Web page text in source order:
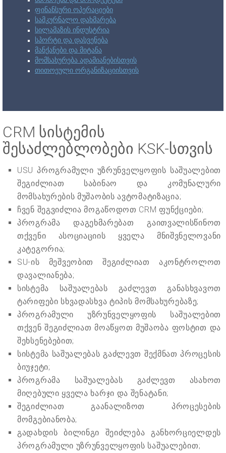
ფინანსური ოპერაციები
სამკურნალო დახმარება
სილამაზის ინდუსტრია
სპორტი და დასვენება
მანქანები და მიტანა
მომსახურება ადამიანებისთვის
თითოეული ორგანიზაციისთვის
CRM სისტემის
შესაძლებლობები KSK-სთვის
USU პროგრამული უზრუნველყოფის საშუალებით
შეგიძლიათ საბინაო და კომუნალური
მომსახურების მუშაობის ავტომატიზაცია;
ჩვენ შეგვიძლია მოგაწოდოთ CRM ფუნქციები;
პროგრამა დაგეხმარებათ გაითვალისწინოთ
თქვენი ასოციაციის ყველა მნიშვნელოვანი
კატეგორია;
SU-ის მეშვეობით შეგიძლიათ აკონტროლოთ
დავალიანება;
სისტემა საშუალებას გაძლევთ განასხვავოთ
ტარიფები სხვადასხვა ტიპის მომსახურებაზე;
პროგრამული უზრუნველყოფის საშუალებით
თქვენ შეგიძლიათ მოაწყოთ მუშაობა ფოსტით და
შეხსენებებით;
სისტემა საშუალებას გაძლევთ შექმნათ პროცესის
ბიუჯეტი;
პროგრამა საშუალებას გაძლევთ ასახოთ
მიღებული ყველა ხარჯი და შენატანი;
შეგიძლიათ გაანალიზოთ პროცესების
მომგებიანობა;
გადახდის ბილინგი შეიძლება განხორციელდეს
პროგრამული უზრუნველყოფის საშუალებით;